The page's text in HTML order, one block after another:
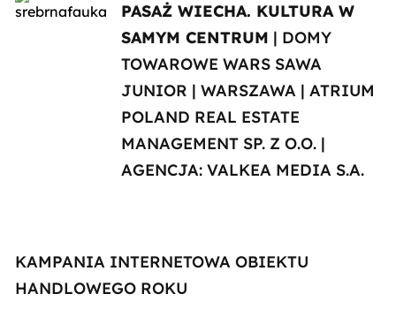
PASAŻ WIECHA. KULTURA W
SAMYM CENTRUM | DOMY
TOWAROWE WARS SAWA
JUNIOR | WARSZAWA | ATRIUM
POLAND REAL ESTATE
MANAGEMENT SP. Z O.O. |
AGENCJA: VALKEA MEDIA S.A.
KAMPANIA INTERNETOWA OBIEKTU
HANDLOWEGO ROKU